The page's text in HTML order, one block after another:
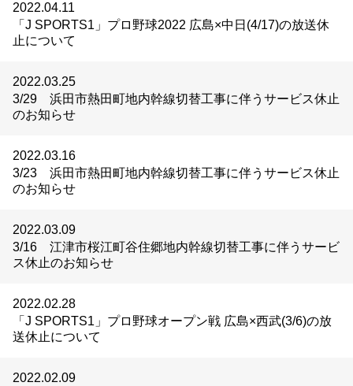
2022.04.11
「J SPORTS1」プロ野球2022 広島×中日(4/17)の放送休
止について
2022.03.25
3/29 浜田市熱田町地内幹線切替工事に伴うサービス休止
のお知らせ
2022.03.16
3/23 浜田市熱田町地内幹線切替工事に伴うサービス休止
のお知らせ
2022.03.09
3/16 江津市桜江町谷住郷地内幹線切替工事に伴うサービ
ス休止のお知らせ
2022.02.28
「J SPORTS1」プロ野球オープン戦 広島×西武(3/6)の放
送休止について
2022.02.09